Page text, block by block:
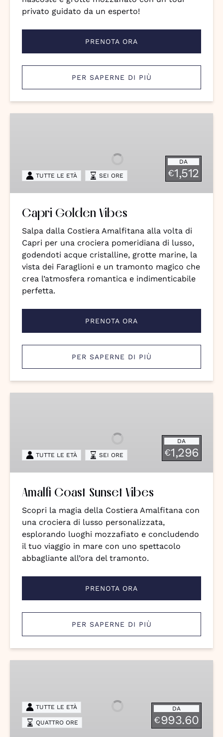
privato guidato da un esperto!
PRENOTA ORA
PER SAPERNE DI PIÙ
DA
€1,512
TUTTE LE ETÀ SEI ORE
Capri Golden Vibes
Salpa dalla Costiera Amalfitana alla volta di
Capri per una crociera pomeridiana di lusso,
godendoti acque cristalline, grotte marine, la
vista dei Faraglioni e un tramonto magico che
crea l’atmosfera romantica e indimenticabile
perfetta.
PRENOTA ORA
PER SAPERNE DI PIÙ
DA
€1,296
TUTTE LE ETÀ SEI ORE
Amalfi Coast Sunset Vibes
Scopri la magia della Costiera Amalfitana con
una crociera di lusso personalizzata,
esplorando luoghi mozzafiato e concludendo
il tuo viaggio in mare con uno spettacolo
abbagliante all’ora del tramonto.
PRENOTA ORA
PER SAPERNE DI PIÙ
Costiera
Amalfitana
DA
€993.60
TUTTE LE ETÀ
QUATTRO ORE